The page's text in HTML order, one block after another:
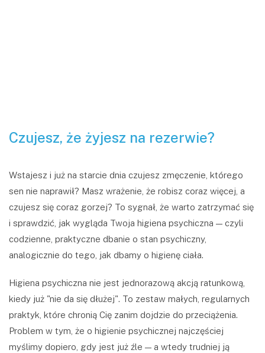
Czujesz, że żyjesz na rezerwie?
Wstajesz i już na starcie dnia czujesz zmęczenie, którego
sen nie naprawił? Masz wrażenie, że robisz coraz więcej, a
czujesz się coraz gorzej? To sygnał, że warto zatrzymać się
i sprawdzić, jak wygląda Twoja higiena psychiczna — czyli
codzienne, praktyczne dbanie o stan psychiczny,
analogicznie do tego, jak dbamy o higienę ciała.
Higiena psychiczna nie jest jednorazową akcją ratunkową,
kiedy już "nie da się dłużej". To zestaw małych, regularnych
praktyk, które chronią Cię zanim dojdzie do przeciążenia.
Problem w tym, że o higienie psychicznej najczęściej
myślimy dopiero, gdy jest już źle — a wtedy trudniej ją